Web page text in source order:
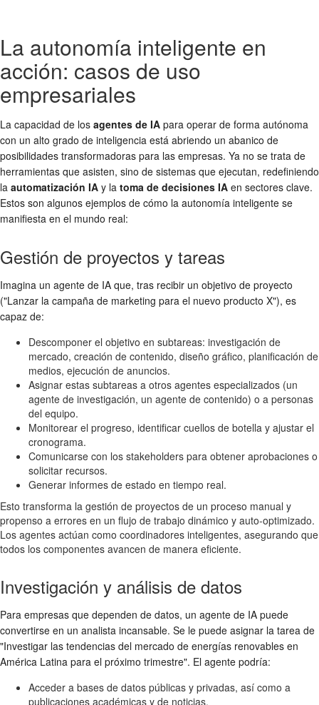
La autonomía inteligente en
acción: casos de uso
empresariales
La capacidad de los agentes de IA para operar de forma autónoma
con un alto grado de inteligencia está abriendo un abanico de
posibilidades transformadoras para las empresas. Ya no se trata de
herramientas que asisten, sino de sistemas que ejecutan, redefiniendo
la automatización IA y la toma de decisiones IA en sectores clave.
Estos son algunos ejemplos de cómo la autonomía inteligente se
manifiesta en el mundo real:
Gestión de proyectos y tareas
Imagina un agente de IA que, tras recibir un objetivo de proyecto
("Lanzar la campaña de marketing para el nuevo producto X"), es
capaz de:
Descomponer el objetivo en subtareas: investigación de
mercado, creación de contenido, diseño gráfico, planificación de
medios, ejecución de anuncios.
Asignar estas subtareas a otros agentes especializados (un
agente de investigación, un agente de contenido) o a personas
del equipo.
Monitorear el progreso, identificar cuellos de botella y ajustar el
cronograma.
Comunicarse con los stakeholders para obtener aprobaciones o
solicitar recursos.
Generar informes de estado en tiempo real.
Esto transforma la gestión de proyectos de un proceso manual y
propenso a errores en un flujo de trabajo dinámico y auto-optimizado.
Los agentes actúan como coordinadores inteligentes, asegurando que
todos los componentes avancen de manera eficiente.
Investigación y análisis de datos
Para empresas que dependen de datos, un agente de IA puede
convertirse en un analista incansable. Se le puede asignar la tarea de
"Investigar las tendencias del mercado de energías renovables en
América Latina para el próximo trimestre". El agente podría:
Acceder a bases de datos públicas y privadas, así como a
publicaciones académicas y de noticias.